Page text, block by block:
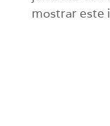
mostrar este